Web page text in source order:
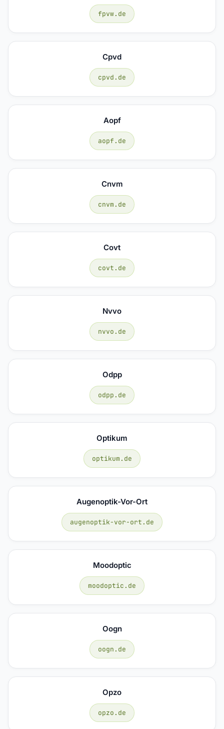
fpvw.de
Cpvd
cpvd.de
Aopf
aopf.de
Cnvm
cnvm.de
Covt
covt.de
Nvvo
nvvo.de
Odpp
odpp.de
Optikum
optikum.de
Augenoptik-Vor-Ort
augenoptik-vor-ort.de
Moodoptic
moodoptic.de
Oogn
oogn.de
Opzo
opzo.de